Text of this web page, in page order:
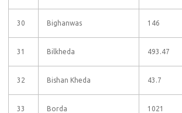
30 Bighanwas 146
31 Bilkheda 493.47
32 Bishan Kheda 43.7
33 Borda 1021